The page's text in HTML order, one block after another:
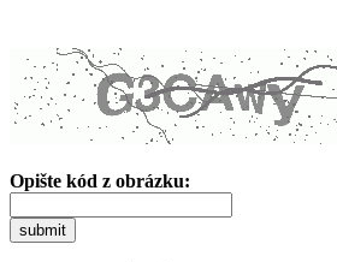
Opište kód z obrázku:
submit